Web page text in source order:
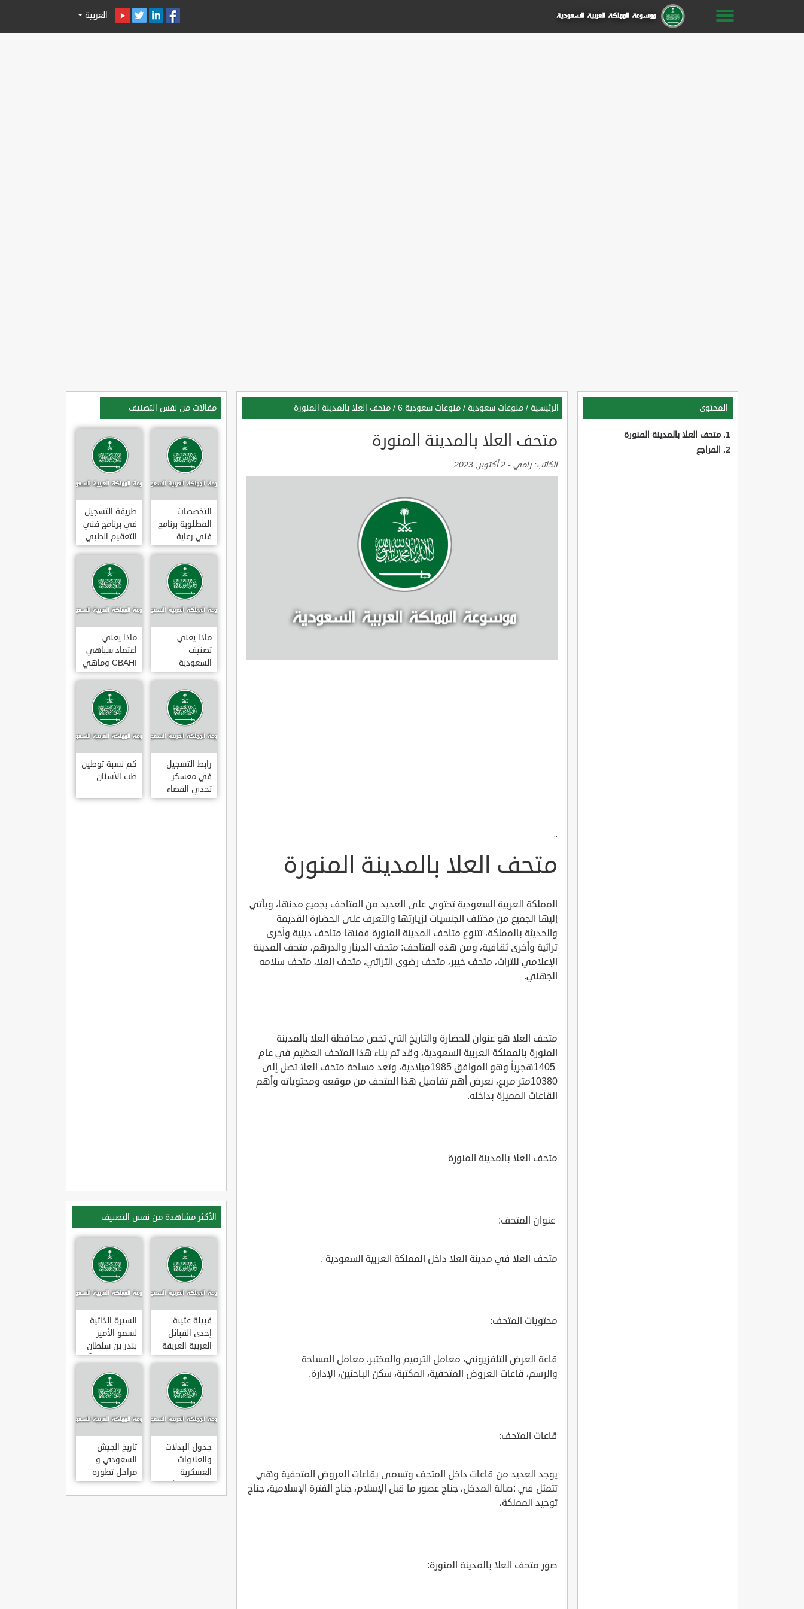
العربية
المحتوى
متحف العلا بالمدينة المنورة
المراجع
الرئيسية / منوعات سعودية / منوعات سعودية 6 / متحف العلا بالمدينة المنورة
متحف العلا بالمدينة المنورة
الكاتب: رامي - 2 أكتوبر, 2023
"
متحف العلا بالمدينة المنورة
المملكة العربية السعودية تحتوي على العديد من المتاحف بجميع مدنها، ويأتي
إليها الجميع من مختلف الجنسيات لزيارتها والتعرف على الحضارة القديمة
والحديثة بالمملكة، تتنوع متاحف المدينة المنورة فمنها متاحف دينية وأخرى
تراثية وأخرى ثقافية، ومن هذه المتاحف: متحف الدينار والدرهم، متحف المدينة
الإعلامي للتراث، متحف خيبر، متحف رضوى التراثي، متحف العلا، متحف سلامه
الجهني.
متحف العلا هو عنوان للحضارة والتاريخ التي تخص محافظة العلا بالمدينة
المنورة بالمملكة العربية السعودية، وقد تم بناء هذا المتحف العظيم في عام
1405هجرياً وهو الموافق 1985ميلادية، وتعد مساحة متحف العلا تصل إلى
10380متر مربع، نعرض أهم تفاصيل هذا المتحف من موقعه ومحتوياته وأهم
القاعات المميزة بداخله.
متحف العلا بالمدينة المنورة
عنوان المتحف:
متحف العلا في مدينة العلا داخل المملكة العربية السعودية .
محتويات المتحف:
قاعة العرض التلفزيوني، معامل الترميم والمختبر، معامل المساحة
والرسم، قاعات العروض المتحفية، المكتبة، سكن الباحثين، الإدارة.
قاعات المتحف:
يوجد العديد من قاعات داخل المتحف وتسمى بقاعات العروض المتحفية وهي
تتمثل في :صالة المدخل، جناح عصور ما قبل الإسلام، جناح الفترة الإسلامية، جناح
توحيد المملكة،
صور متحف العلا بالمدينة المنورة:
مقالات من نفس التصنيف
التخصصات
المطلوبة برنامج
فني رعاية
مرضى 3
طريقة التسجيل
في برنامج فني
التعقيم الطبي
ماذا يعني
تصنيف
السعودية
الائتماني AA1
ماذا يعني
اعتماد سباهي
CBAHI وماهي
معاييره
رابط التسجيل
في معسكر
تحدي الفضاء
كم نسبة توطين
طب الأسنان
الأكثر مشاهدة من نفس التصنيف
قبيلة عتيبة ..
إحدى القبائل
العربية العريقة
السيرة الذاتية
لسمو الأمير
بندر بن سلطان
بن عبد العزيز آل
سعود
جدول البدلات
والعلاوات
العسكرية
للضباط والأفراد
تاريخ الجيش
السعودي و
مراحل تطوره